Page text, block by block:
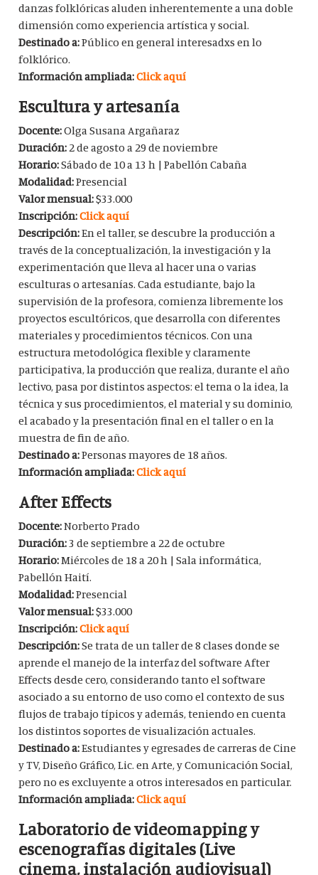
danzas folklóricas aluden inherentemente a una doble
dimensión como experiencia artística y social.
Destinado a:Público en general interesadxs en lo
folklórico.
Información ampliada:Click aquí
Escultura y artesanía
Docente:Olga Susana Argañaraz
Duración:2 de agosto a 29 de noviembre
Horario:Sábado de 10 a 13 h | Pabellón Cabaña
Modalidad:Presencial
Valor mensual:$33.000
Inscripción:Click aquí
Descripción:En el taller, se descubre la producción a
través de la conceptualización, la investigación y la
experimentación que lleva al hacer una o varias
esculturas o artesanías. Cada estudiante, bajo la
supervisión de la profesora, comienza libremente los
proyectos escultóricos, que desarrolla con diferentes
materiales y procedimientos técnicos. Con una
estructura metodológica flexible y claramente
participativa, la producción que realiza, durante el año
lectivo, pasa por distintos aspectos: el tema o la idea, la
técnica y sus procedimientos, el material y su dominio,
el acabado y la presentación final en el taller o en la
muestra de fin de año.
Destinado a:Personas mayores de 18 años.
Información ampliada:Click aquí
After Effects
Docente:Norberto Prado
Duración:3 de septiembre a 22 de octubre
Horario:Miércoles de 18 a 20 h | Sala informática,
Pabellón Haití.
Modalidad:Presencial
Valor mensual:$33.000
Inscripción:Click aquí
Descripción:Se trata de un taller de 8 clases donde se
aprende el manejo de la interfaz del software After
Effects desde cero, considerando tanto el software
asociado a su entorno de uso como el contexto de sus
flujos de trabajo típicos y además, teniendo en cuenta
los distintos soportes de visualización actuales.
Destinado a:Estudiantes y egresades de carreras de Cine
y TV, Diseño Gráfico, Lic. en Arte, y Comunicación Social,
pero no es excluyente a otros interesados en particular.
Información ampliada:Click aquí
Laboratorio de videomapping y
escenografías digitales (Live
cinema, instalación audiovisual)